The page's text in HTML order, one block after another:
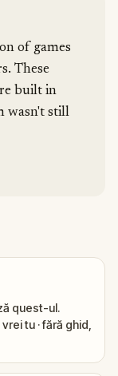
of games
These
built in
wasn't still
quest-ul.
tu · fără ghid,